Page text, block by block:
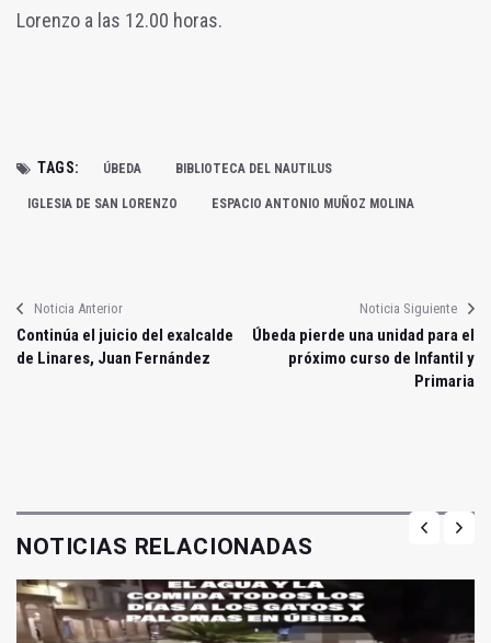
Lorenzo a las 12.00 horas.
TAGS: ÚBEDA BIBLIOTECA DEL NAUTILUS
IGLESIA DE SAN LORENZO ESPACIO ANTONIO MUÑOZ MOLINA
Noticia Anterior
Continúa el juicio del exalcalde
de Linares, Juan Fernández
Noticia Siguiente
Úbeda pierde una unidad para el
próximo curso de Infantil y
Primaria
NOTICIAS RELACIONADAS